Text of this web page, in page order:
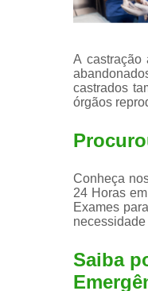
A castração
castrados
órgãos
Conheça
24 Horas
Exames
Saiba